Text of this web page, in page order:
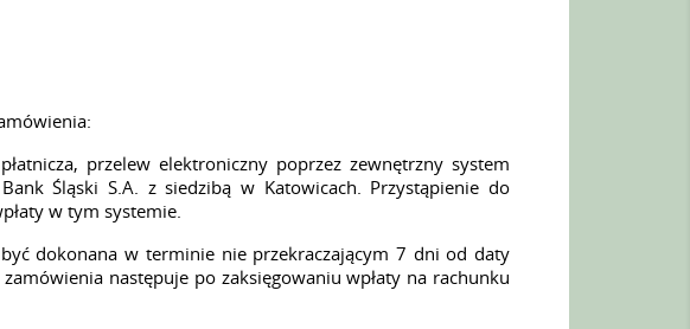
przelew elektroniczny poprzez zewnętrzny system
Śląski S.A. z siedzibą w Katowicach. Przystąpienie do
w tym systemie.
dokonana w terminie nie przekraczającym 7 dni od daty
następuje po zaksięgowaniu wpłaty na rachunku